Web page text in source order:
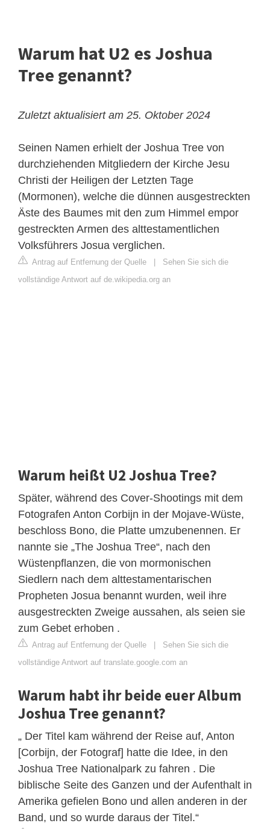
Warum hat U2 es Joshua
Tree genannt?
Zuletzt aktualisiert am 25. Oktober 2024
Seinen Namen erhielt der Joshua Tree von
durchziehenden Mitgliedern der Kirche Jesu
Christi der Heiligen der Letzten Tage
(Mormonen), welche die dünnen ausgestreckten
Äste des Baumes mit den zum Himmel empor
gestreckten Armen des alttestamentlichen
Volksführers Josua verglichen.
Antrag auf Entfernung der Quelle
Sehen Sie sich die
vollständige Antwort auf de.wikipedia.org an
Warum heißt U2 Joshua Tree?
Später, während des Cover-Shootings mit dem
Fotografen Anton Corbijn in der Mojave-Wüste,
beschloss Bono, die Platte umzubenennen. Er
nannte sie „The Joshua Tree“, nach den
Wüstenpflanzen, die von mormonischen
Siedlern nach dem alttestamentarischen
Propheten Josua benannt wurden, weil ihre
ausgestreckten Zweige aussahen, als seien sie
zum Gebet erhoben .
Antrag auf Entfernung der Quelle
Sehen Sie sich die
vollständige Antwort auf translate.google.com an
Warum habt ihr beide euer Album
Joshua Tree genannt?
„ Der Titel kam während der Reise auf, Anton
[Corbijn, der Fotograf] hatte die Idee, in den
Joshua Tree Nationalpark zu fahren . Die
biblische Seite des Ganzen und der Aufenthalt in
Amerika gefielen Bono und allen anderen in der
Band, und so wurde daraus der Titel.“